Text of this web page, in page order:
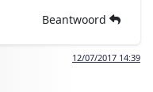
Beantwoord
12/07/2017 14:39